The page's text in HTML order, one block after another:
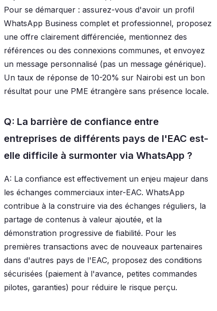
Pour se démarquer : assurez-vous d'avoir un profil
WhatsApp Business complet et professionnel, proposez
une offre clairement différenciée, mentionnez des
références ou des connexions communes, et envoyez
un message personnalisé (pas un message générique).
Un taux de réponse de 10-20% sur Nairobi est un bon
résultat pour une PME étrangère sans présence locale.
Q: La barrière de confiance entre
entreprises de différents pays de l'EAC est-
elle difficile à surmonter via WhatsApp ?
A: La confiance est effectivement un enjeu majeur dans
les échanges commerciaux inter-EAC. WhatsApp
contribue à la construire via des échanges réguliers, la
partage de contenus à valeur ajoutée, et la
démonstration progressive de fiabilité. Pour les
premières transactions avec de nouveaux partenaires
dans d'autres pays de l'EAC, proposez des conditions
sécurisées (paiement à l'avance, petites commandes
pilotes, garanties) pour réduire le risque perçu.